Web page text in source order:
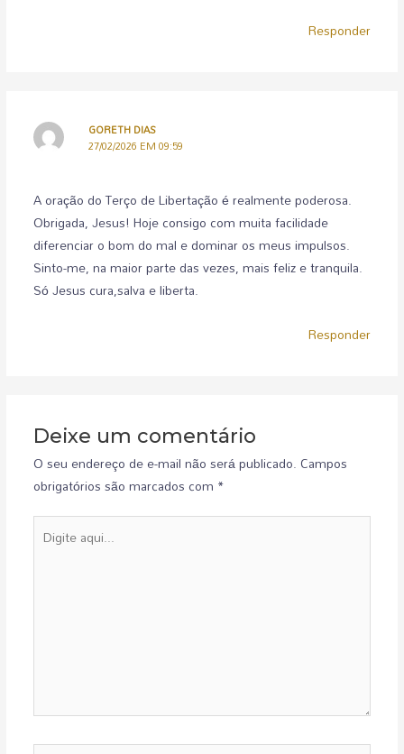
Responder
GORETH DIAS
27/02/2026 EM 09:59
A oração do Terço de Libertação é realmente poderosa.
Obrigada, Jesus! Hoje consigo com muita facilidade
diferenciar o bom do mal e dominar os meus impulsos.
Sinto-me, na maior parte das vezes, mais feliz e tranquila.
Só Jesus cura,salva e liberta.
Responder
Deixe um comentário
O seu endereço de e-mail não será publicado. Campos
obrigatórios são marcados com *